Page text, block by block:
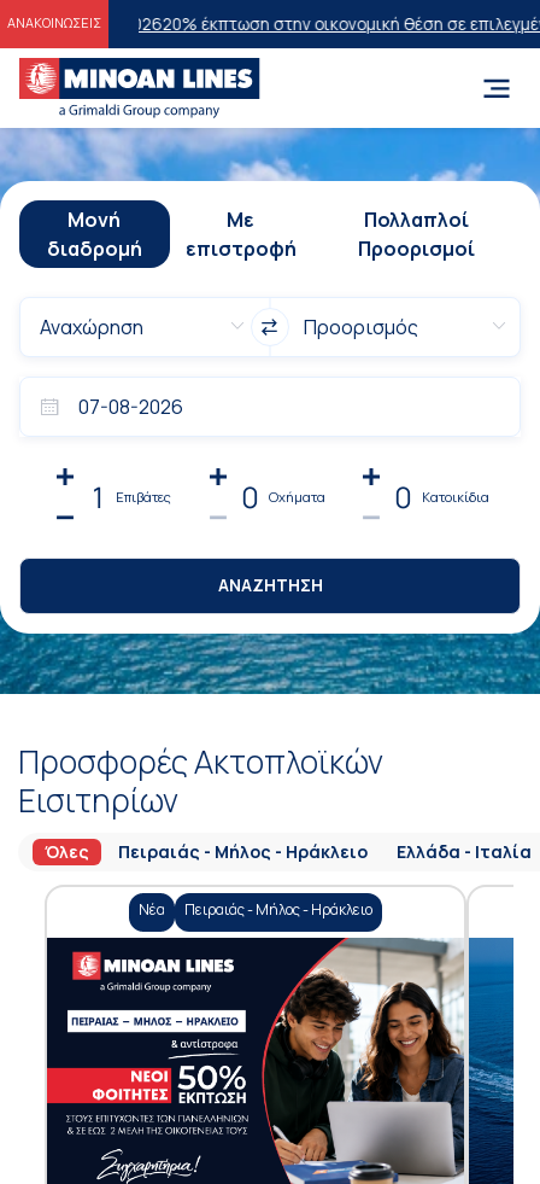
ΑΝΑΚΟΙΝΩΣΕΙΣ
202620% έκπτωση στην οικονομική θέση σε επιλεγμένα
Μονή
διαδρομή
Με
επιστροφή
Πολλαπλοί
Προορισμοί
1 Επιβάτες 0 Οχήματα 0 Κατοικίδια
ΑΝΑΖΗΤΗΣΗ
Προσφορές Ακτοπλοϊκών
Εισιτηρίων
Όλες Πειραιάς - Μήλος - Ηράκλειο Ελλάδα - Ιταλία
Νέα Πειραιάς - Μήλος - Ηράκλειο